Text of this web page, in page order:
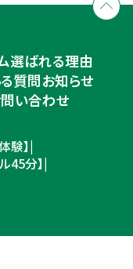
選ばれる理由
質問お知らせ
い合わせ
験】|
45分】|